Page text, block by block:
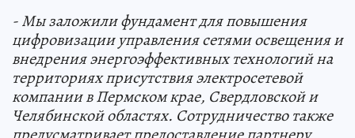
- Мы заложили фундамент для повышения
цифровизации управления сетями освещения и
внедрения энергоэффективных технологий на
территориях присутствия электросетевой
компании в Пермском крае, Свердловской и
Челябинской областях. Сотрудничество также